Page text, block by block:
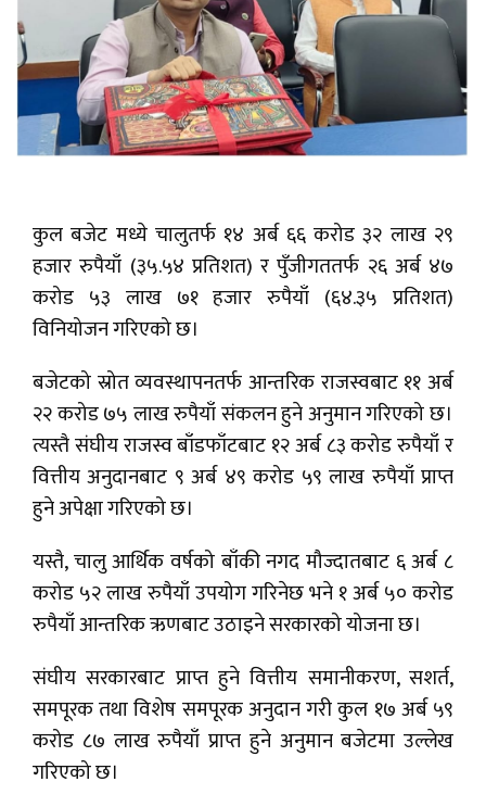
कुल बजेट मध्ये चालुतर्फ १४ अर्ब ६६ करोड ३२ लाख २९
हजार रुपैयाँ (३५.५४ प्रतिशत) र पुँजीगततर्फ २६ अर्ब ४७
करोड ५३ लाख ७१ हजार रुपैयाँ (६४.३५ प्रतिशत)
विनियोजन गरिएको छ।
बजेटको स्रोत व्यवस्थापनतर्फ आन्तरिक राजस्वबाट ११ अर्ब
२२ करोड ७५ लाख रुपैयाँ संकलन हुने अनुमान गरिएको छ।
त्यस्तै संघीय राजस्व बाँडफाँटबाट १२ अर्ब ८३ करोड रुपैयाँ र
वित्तीय अनुदानबाट ९ अर्ब ४९ करोड ५९ लाख रुपैयाँ प्राप्त
हुने अपेक्षा गरिएको छ।
यस्तै, चालु आर्थिक वर्षको बाँकी नगद मौज्दातबाट ६ अर्ब ८
करोड ५२ लाख रुपैयाँ उपयोग गरिनेछ भने १ अर्ब ५० करोड
रुपैयाँ आन्तरिक ऋणबाट उठाइने सरकारको योजना छ।
संघीय सरकारबाट प्राप्त हुने वित्तीय समानीकरण, सशर्त,
समपूरक तथा विशेष समपूरक अनुदान गरी कुल १७ अर्ब ५९
करोड ८७ लाख रुपैयाँ प्राप्त हुने अनुमान बजेटमा उल्लेख
गरिएको छ।